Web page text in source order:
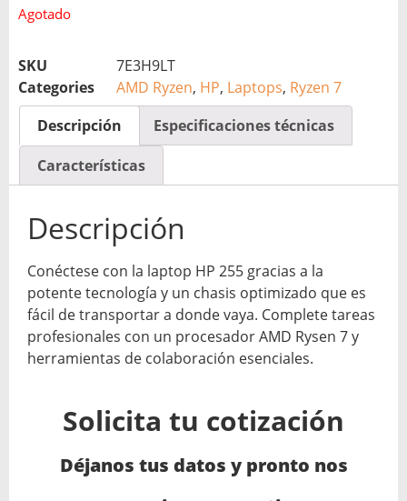
Agotado
SKU
7E3H9LT
Categories
AMD Ryzen, HP, Laptops, Ryzen 7
Descripción
Especificaciones técnicas
Características
Descripción
Conéctese con la laptop HP 255 gracias a la
potente tecnología y un chasis optimizado que es
fácil de transportar a donde vaya. Complete tareas
profesionales con un procesador AMD Rysen 7 y
herramientas de colaboración esenciales.
Solicita tu cotización
Déjanos tus datos y pronto nos